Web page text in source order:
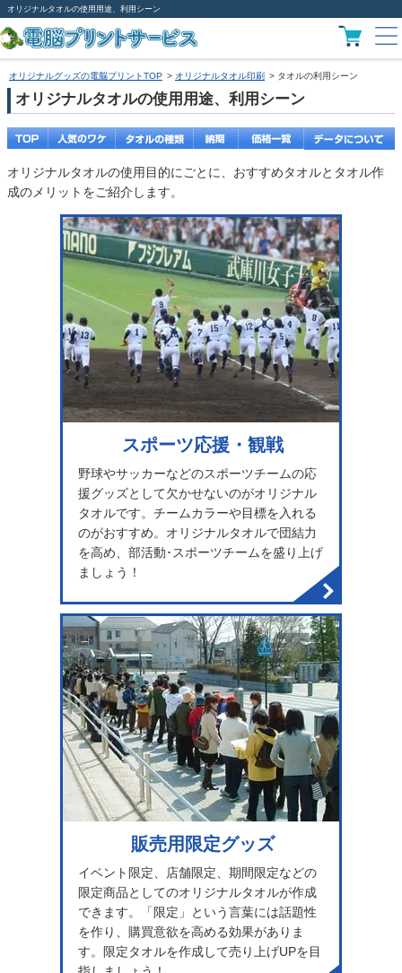
オリジナルタオルの使用用途、利用シーン
オリジナルグッズの電脳プリントTOP オリジナルタオル印刷 タオルの利用シーン
オリジナルタオルの使用用途、利用シーン
オリジナルタオルの使用目的にごとに、おすすめタオルとタオル作
成のメリットをご紹介します。
スポーツ応援・観戦
野球やサッカーなどのスポーツチームの応
援グッズとして欠かせないのがオリジナル
タオルです。チームカラーや目標を入れる
のがおすすめ。オリジナルタオルで団結力
を高め、部活動･スポーツチームを盛り上げ
ましょう！
販売用限定グッズ
イベント限定、店舗限定、期間限定などの
限定商品としてのオリジナルタオルが作成
できます。「限定」という言葉には話題性
を作り、購買意欲を高める効果がありま
す。限定タオルを作成して売り上げUPを目